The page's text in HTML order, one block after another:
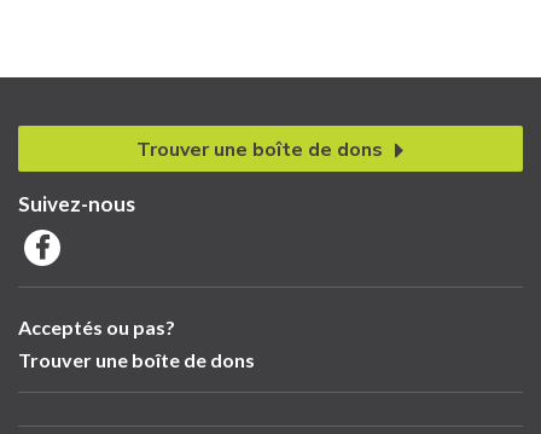
Acceptés ou pas?
Trouver une boîte de dons
Trouver une boîte de dons
Suivez-nous